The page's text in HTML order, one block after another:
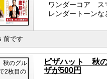
ワンダーコア ス
レンダートーンな
前です
ピザハット 秋
ザが500円